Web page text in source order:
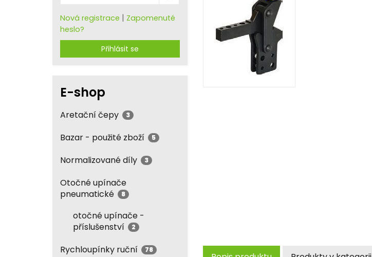
Nová registrace | Zapomenuté
heslo?
Přihlásit se
E-shop
Aretační čepy 3
Bazar - použité zboží 5
Normalizované díly 3
Otočné upínače
pneumatické
8
otočné upínače -
příslušenství
2
Rychloupínky ruční 78